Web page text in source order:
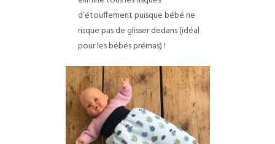
d’étouffement puisque bébé ne
risque pas de glisser dedans (idéal
pour les bébés prémas) !